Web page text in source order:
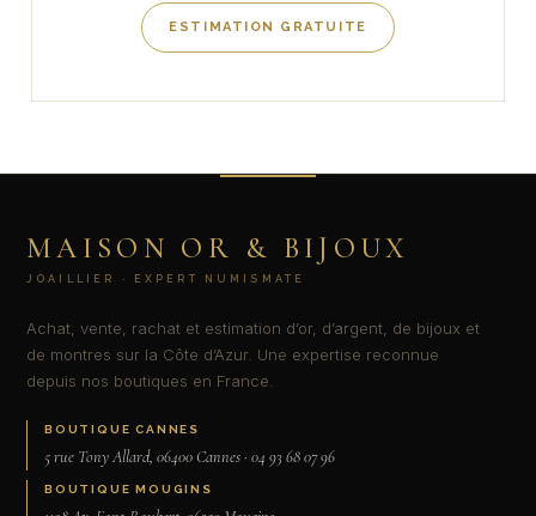
ESTIMATION GRATUITE
MAISON OR & BIJOUX
JOAILLIER · EXPERT NUMISMATE
Achat, vente, rachat et estimation d’or, d’argent, de bijoux et
de montres sur la Côte d’Azur. Une expertise reconnue
depuis nos boutiques en France.
BOUTIQUE CANNES
5 rue Tony Allard, 06400 Cannes · 04 93 68 07 96
BOUTIQUE MOUGINS